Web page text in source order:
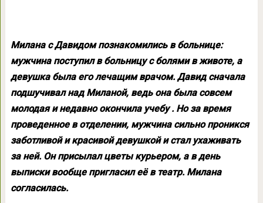
Милана с Давидом познакомились в больнице:
мужчина поступил в больницу с болями в животе, а
девушка была его лечащим врачом. Давид сначала
подшучивал над Миланой, ведь она была совсем
молодая и недавно окончила учебу . Но за время
проведенное в отделении, мужчина сильно проникся
заботливой и красивой девушкой и стал ухаживать
за ней. Он присылал цветы курьером, а в день
выписки вообще пригласил её в театр. Милана
согласилась.